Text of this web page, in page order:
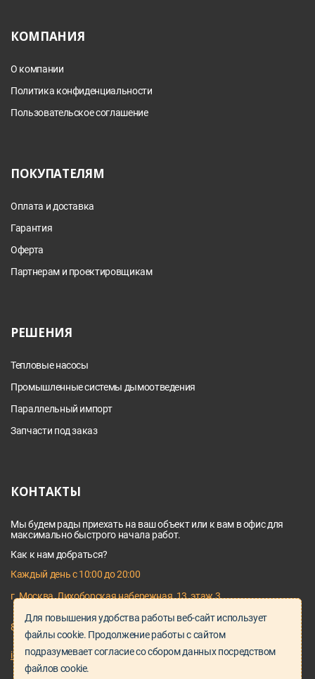
КОМПАНИЯ
О компании
Политика конфиденциальности
Пользовательское соглашение
ПОКУПАТЕЛЯМ
Оплата и доставка
Гарантия
Оферта
Партнерам и проектировщикам
РЕШЕНИЯ
Тепловые насосы
Промышленные системы дымоотведения
Параллельный импорт
Запчасти под заказ
КОНТАКТЫ
Мы будем рады приехать на ваш объект или к вам в офис для
максимально быстрого начала работ.
Как к нам добраться?
Каждый день с 10:00 до 20:00
г. Москва, Лихоборская набережная, 13, этаж 3
8 495 128 03 64
info@proservice-klimat.ru
Для повышения удобства работы веб-сайт использует
файлы cookie. Продолжение работы с сайтом
подразумевает согласие со сбором данных посредством
файлов cookie.